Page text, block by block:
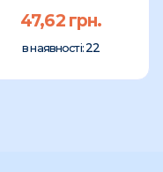
47,62 грн.
в наявності:22